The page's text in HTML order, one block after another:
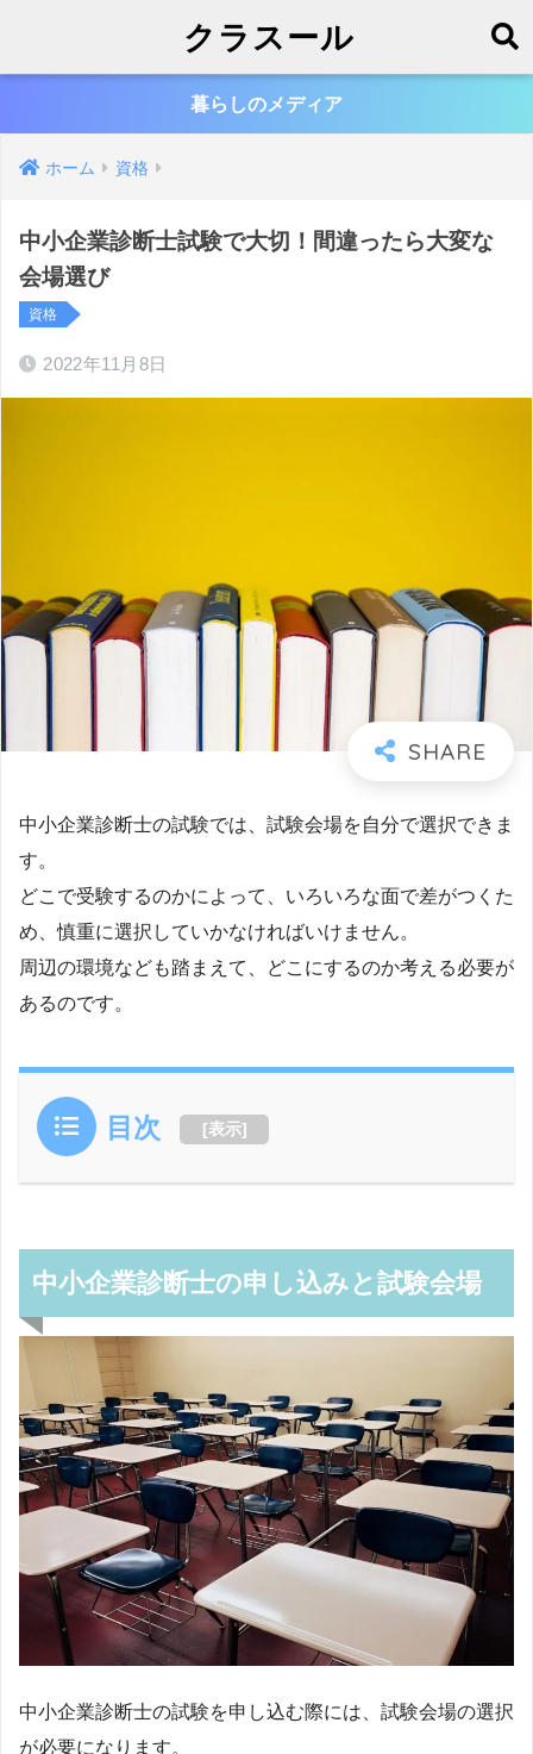
クラスール
暮らしのメディア
ホーム 資格
中小企業診断士試験で大切！間違ったら大変な
会場選び
資格
2022年11月8日
中小企業診断士の試験では、試験会場を自分で選択できま
す。
どこで受験するのかによって、いろいろな面で差がつくた
め、慎重に選択していかなければいけません。
周辺の環境なども踏まえて、どこにするのか考える必要が
あるのです。
目次 [表示]
中小企業診断士の申し込みと試験会場
中小企業診断士の試験を申し込む際には、試験会場の選択
が必要になります。